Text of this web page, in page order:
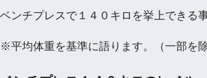
ベンチプレスで１４０キロを挙上できる
※平均体重を基準に語ります。（一部を除